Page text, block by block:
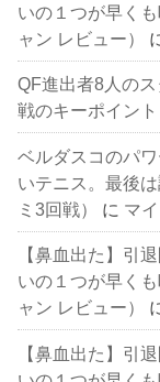
いの１つが早く
ャン レビュー）
QF進出者8人の
戦のキーポイン
ベルダスコのパ
いテニス。最後
ミ3回戦）
に マ
【鼻血出た】引
いの１つが早く
ャン レビュー）
【鼻血出た】引